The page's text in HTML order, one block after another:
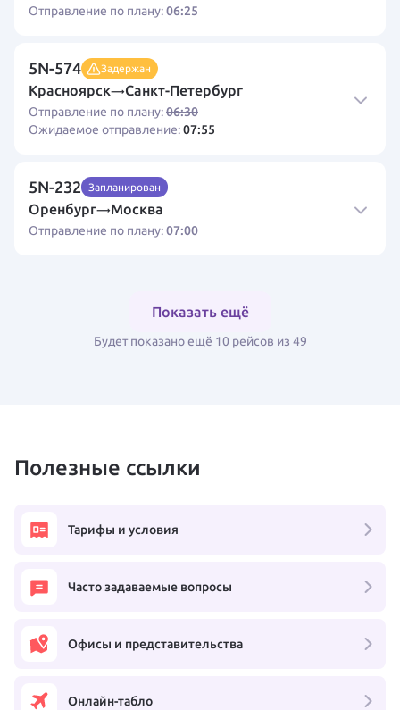
Отправление по плану:06:25
5N-574
Красноярск Санкт-Петербург
→
Ожидаемое отправление:07:55
Отправление по плану:06:30
Задержан
5N-232
Оренбург Москва
→
Отправление по плану:07:00
Запланирован
Показать ещё
Будет показано ещё 10 рейсов из 49
Полезные ссылки
Тарифы и условия
Часто задаваемые вопросы
Офисы и представительства
Онлайн-табло